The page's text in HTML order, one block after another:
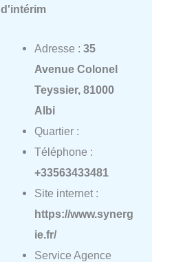
d'intérim
Adresse : 35
Avenue Colonel
Teyssier, 81000
Albi
Quartier :
Téléphone :
+33563433481
Site internet :
https://www.synerg
ie.fr/
Service Agence